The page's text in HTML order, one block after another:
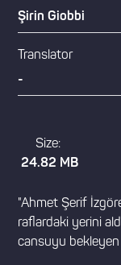
Şirin Giobbi
Translator
-
Size:
24.82 MB
"Ahmet Şerif
raflardaki yerini
cansuyu bekleyen